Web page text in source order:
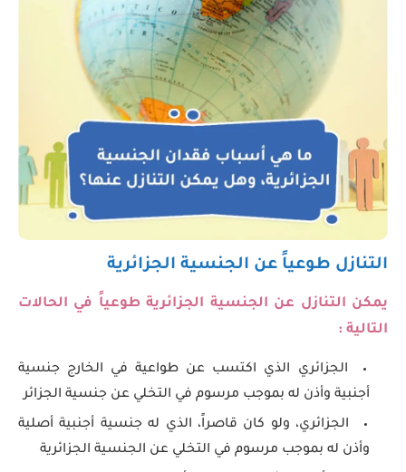
التنازل طوعياً عن الجنسية الجزائرية
يمكن التنازل عن الجنسية الجزائرية طوعياً في الحالات
التالية :
الجزائري الذي اكتسب عن طواعية في الخارج جنسية
أجنبية وأذن له بموجب مرسوم في التخلي عن جنسية الجزائر
الجزائري، ولو كان قاصراً، الذي له جنسية أجنبية أصلية
وأذن له بموجب مرسوم في التخلي عن الجنسية الجزائرية